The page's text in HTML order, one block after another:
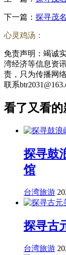
下一篇： 探寻茂
心灵鸡汤：
免责声明：竭诚
湾经济等信息资
责，只为传播网
联系
看了又看
探寻鼓
馆
台湾旅游
探寻古
台湾旅游